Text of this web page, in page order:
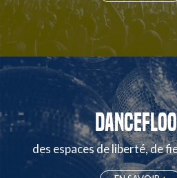
des espaces de liberté, de